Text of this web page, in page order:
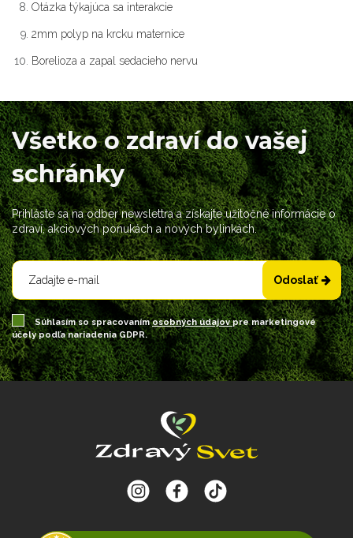
Otázka týkajúca sa interakcie
2mm polyp na krcku maternice
Borelioza a zapal sedacieho nervu
Všetko o zdraví do vašej
schránky
Prihláste sa na odber newslettra a získajte užitočné informácie o
zdraví, akciových ponukách a nových bylinkách.
Odoslať
Súhlasím so spracovanímosobných údajovpre marketingové
účely podľa nariadenia GDPR.